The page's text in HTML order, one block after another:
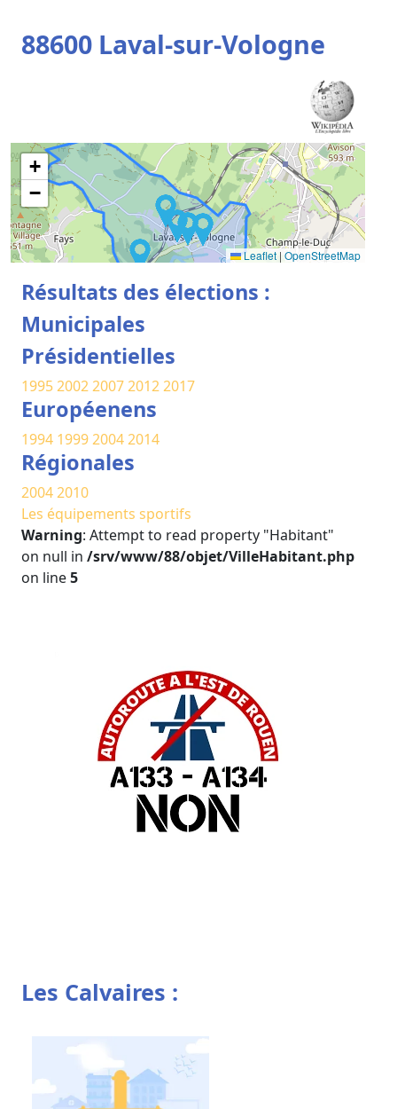
88600 Laval-sur-Vologne
+
−
Leaflet | OpenStreetMap
Résultats des élections :
Municipales
Présidentielles
19952002200720122017
Européenens
1994 199920042014
Régionales
20042010
Les équipements sportifs
Warning: Attempt to read property "Habitant"
on null in /srv/www/88/objet/VilleHabitant.php
on line5
Les Calvaires :